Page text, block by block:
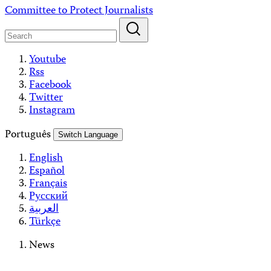
Skip
content
Committee to Protect Journalists
Youtube
Rss
Facebook
Twitter
Instagram
Português
Switch Language
English
Español
Français
Русский
العربية
Türkçe
News